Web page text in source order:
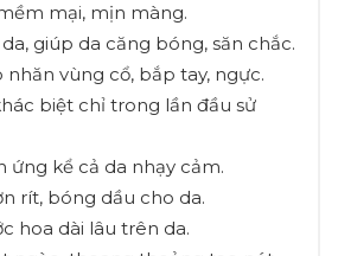
mại, mịn màng.
giúp da căng bóng, săn chắc.
vùng cổ, bắp tay, ngực.
biệt chỉ trong lần đầu sử
ứng kể cả da nhạy cảm.
rít, bóng dầu cho da.
hoa dài lâu trên da.